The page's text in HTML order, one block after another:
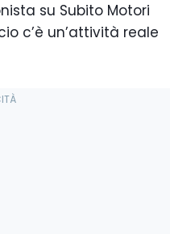
su Subito Motori
c’è un’attività reale